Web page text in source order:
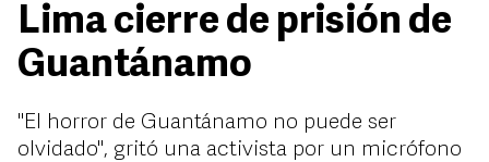
Lima cierre de prisión de
Guantánamo
''El horror de Guantánamo no puede ser
olvidado'', gritó una activista por un micrófono